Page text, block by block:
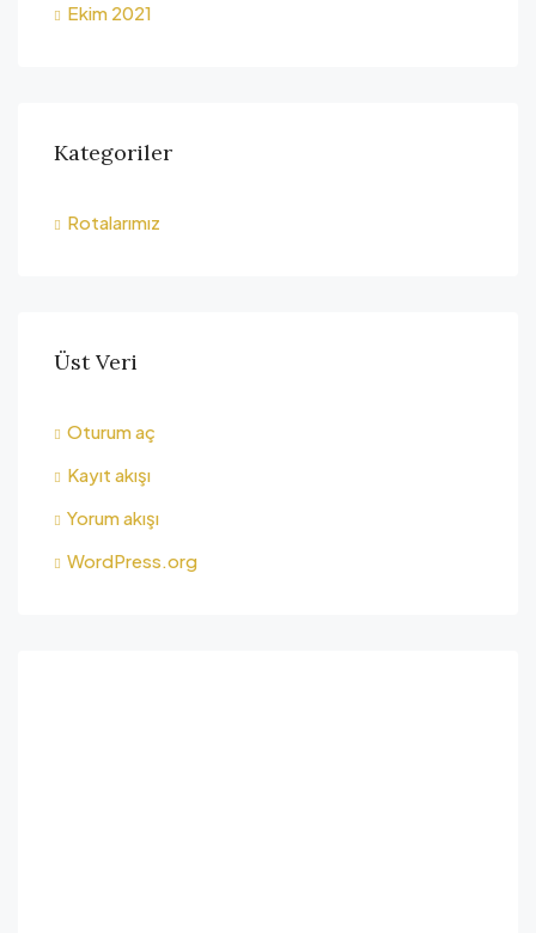
Ekim 2021
Kategoriler
Rotalarımız
Üst Veri
Oturum aç
Kayıt akışı
Yorum akışı
WordPress.org